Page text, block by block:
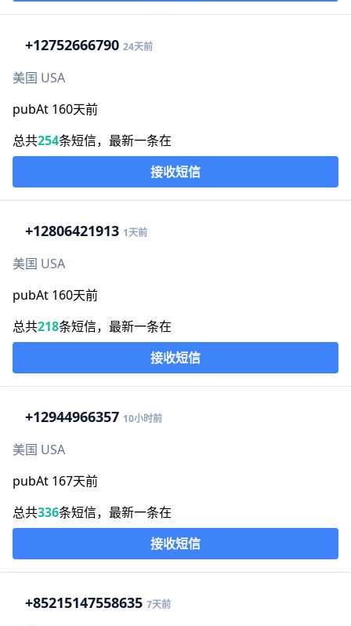
+12752666790 24天前
美国 USA
pubAt 160天前
总共254条短信，最新一条在
接收短信
+12806421913 1天前
美国 USA
pubAt 160天前
总共218条短信，最新一条在
接收短信
+12944966357 10小时前
美国 USA
pubAt 167天前
总共336条短信，最新一条在
接收短信
+85215147558635 7天前